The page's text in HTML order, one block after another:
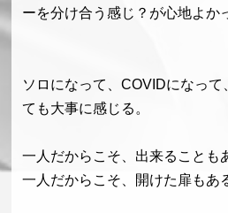
ーを分け合う感じ？が心地よか
ソロになって、COVIDになって
ても大事に感じる。
一人だからこそ、出来ることも
一人だからこそ、開けた扉もあ